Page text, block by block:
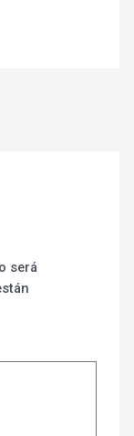
será